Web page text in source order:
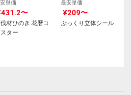
単価
〜
材ひのき 花暦コ
ター
最安単価
¥209〜
ぷっくり立体シール